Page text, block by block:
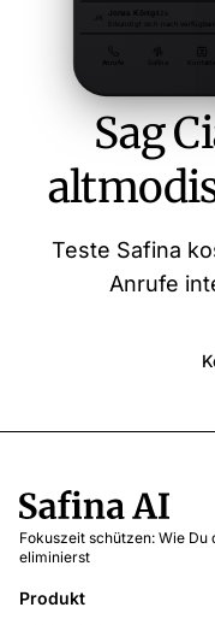
Sag
Teste Safina
Anrufe
Fokuszeit schützen: Wie
eliminierst
Produkt